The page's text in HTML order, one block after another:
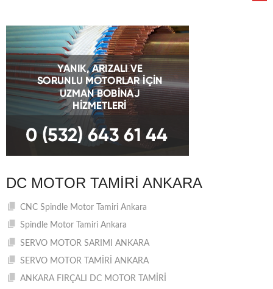
NAVIGATION
DC MOTOR TAMIRI ANKARA
CNC Spindle Motor Tamiri Ankara
Spindle Motor Tamiri Ankara
SERVO MOTOR SARIMI ANKARA
SERVO MOTOR TAMİRİ ANKARA
ANKARA FIRÇALI DC MOTOR TAMİRİ